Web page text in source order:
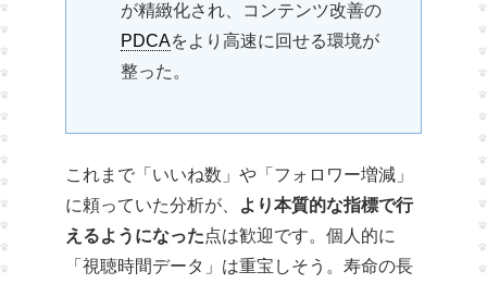
が精緻化され、コンテンツ改善の
PDCAをより高速に回せる環境が
整った。
これまで「いいね数」や「フォロワー増減」
に頼っていた分析が、
より本質的な指標で行
えるようになった点は歓迎です。個人的に
「視聴時間データ」は重宝しそう。寿命の長